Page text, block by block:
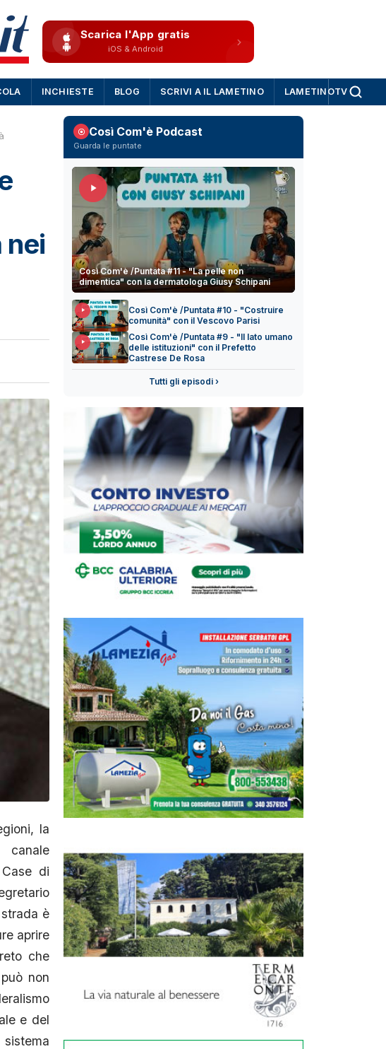
Scarica l'App gratis
iOS & Android
INCHIESTE BLOG SCRIVI A IL LAMETINO LAMETINOTV
nei
la
canale
di
è
aprire
che
non
e del
Così Com'è Podcast
Guarda le puntate
Così Com'è /Puntata #11 - "La pelle non
dimentica" con la dermatologa Giusy Schipani
Così Com'è /Puntata #10 - "Costruire
comunità" con il Vescovo Parisi
Così Com'è /Puntata #9 - "Il lato umano
delle istituzioni" con il Prefetto
Castrese De Rosa
Tutti gli episodi ›